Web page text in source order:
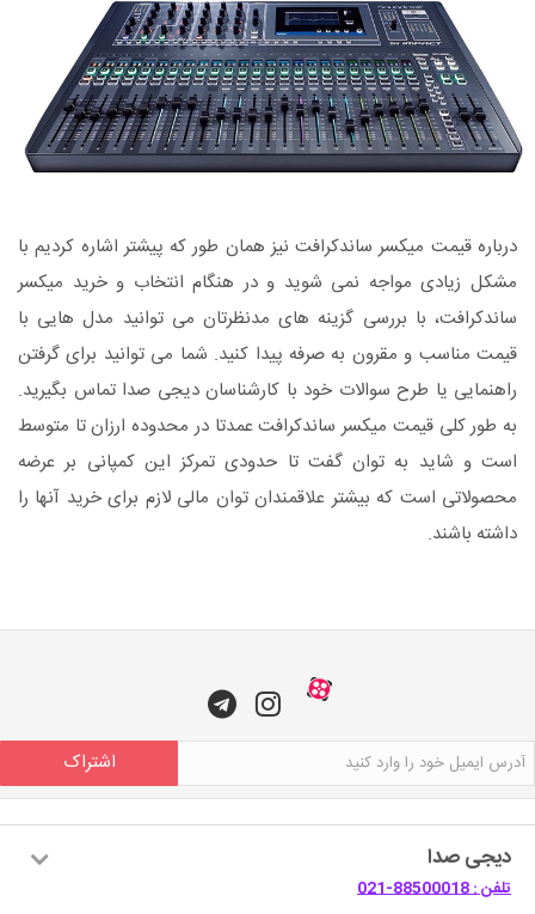
درباره قیمت میکسر ساندکرافت نیز همان طور که پیشتر اشاره کردیم با
مشکل زیادی مواجه نمی شوید و در هنگام انتخاب و خرید میکسر
ساندکرافت، با بررسی گزینه های مدنظرتان می توانید مدل هایی با
قیمت مناسب و مقرون به صرفه پیدا کنید. شما می توانید برای گرفتن
راهنمایی یا طرح سوالات خود با کارشناسان دیجی صدا تماس بگیرید.
به طور کلی قیمت میکسر ساندکرافت عمدتا در محدوده ارزان تا متوسط
است و شاید به توان گفت تا حدودی تمرکز این کمپانی بر عرضه
محصولاتی است که بیشتر علاقمندان توان مالی لازم برای خرید آنها را
داشته باشند.
اشتراک
دیجی صدا
تلفن : 88500018-021